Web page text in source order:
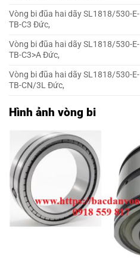
Vòng bi đũa hai dãy SL1818/530-E-
TB-C3 Đức,
Vòng bi đũa hai dãy SL1818/530-E-
TB-C3>A Đức,
Vòng bi đũa hai dãy SL1818/530-E-
TB-CN/3L Đức,
Hình ảnh vòng bi